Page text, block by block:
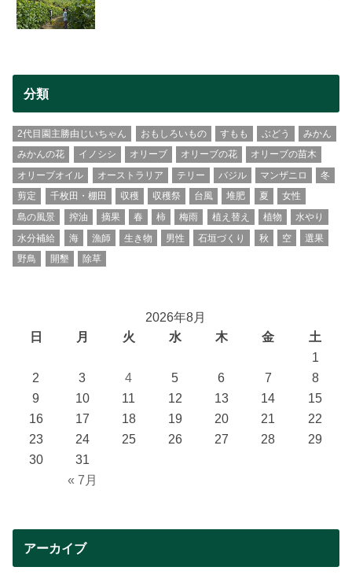
分類
2代目園主勝由じいちゃん おもしろいもの すもも ぶどう
みかん
みかんの花
イノシシ オリーブ オリーブの花
オリーブの苗木
オリーブオイル
オーストラリア テリー バジル マンザニロ
冬
剪定
千枚田・棚田 収穫 収穫祭 台風 堆肥 夏
女性
島の風景
搾油 摘果 春 柿 梅雨 植え替え 植物
水やり
水分補給
海 漁師 生き物 男性 石垣づくり 秋 空
選果
野鳥
開墾 除草
2026年8月
日
月 火 水 木 金 土
« 7月
1
2
3 4 5 6 7
8
9
10 11 12 13 14
15
16
17 18 19 20 21
22
23
24 25 26 27 28
29
30
31
アーカイブ